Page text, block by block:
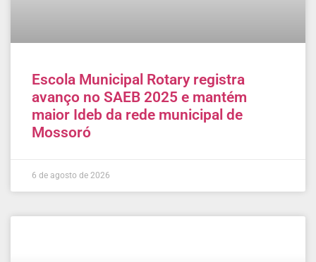
Escola Municipal Rotary registra
avanço no SAEB 2025 e mantém
maior Ideb da rede municipal de
Mossoró
6 de agosto de 2026